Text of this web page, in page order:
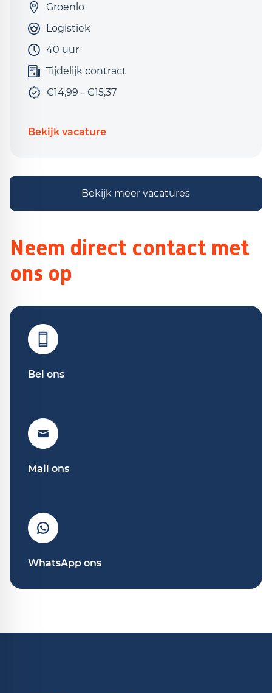
Groenlo
Logistiek
40 uur
Tijdelijk contract
€14,99 - €15,37
Bekijk vacature
Bekijk meer vacatures
Neem direct contact met
ons op
Bel ons
Mail ons
WhatsApp ons